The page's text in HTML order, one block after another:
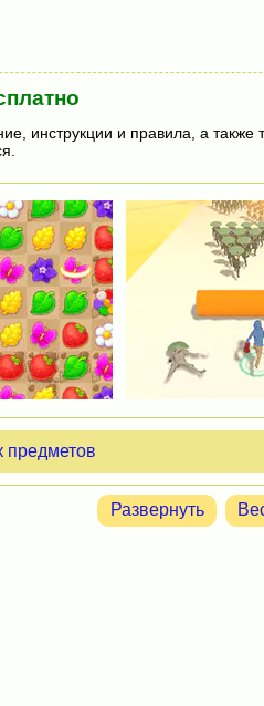
инструкции и правила, а
предметов
Развернуть